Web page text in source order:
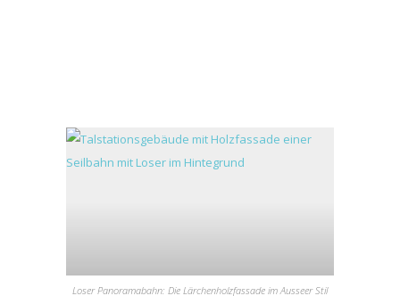
Loser Panoramabahn: Die Lärchenholzfassade im Ausseer Stil